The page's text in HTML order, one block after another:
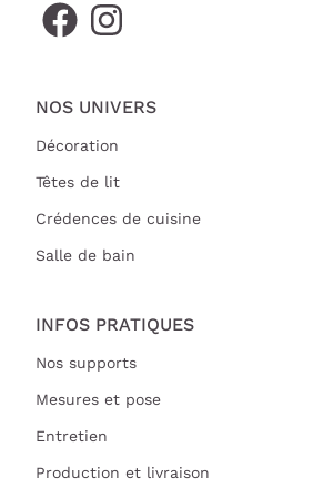
NOS UNIVERS
Décoration
Têtes de lit
Crédences de cuisine
Salle de bain
INFOS PRATIQUES
Nos supports
Mesures et pose
Entretien
Production et livraison